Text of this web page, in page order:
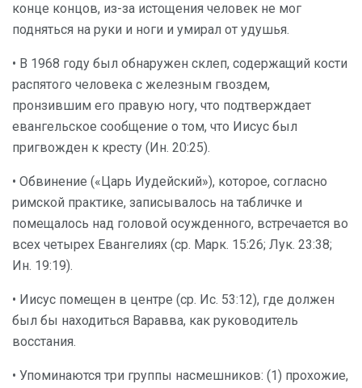
конце концов, из-за истощения человек не мог
подняться на руки и ноги и умирал от удушья.
• В 1968 году был обнаружен склеп, содержащий кости
распятого человека с железным гвоздем,
пронзившим его правую ногу, что подтверждает
евангельское сообщение о том, что Иисус был
пригвожден к кресту (Ин. 20:25).
• Обвинение («Царь Иудейский»), которое, согласно
римской практике, записывалось на табличке и
помещалось над головой осужденного, встречается во
всех четырех Евангелиях (ср. Марк. 15:26; Лук. 23:38;
Ин. 19:19).
• Иисус помещен в центре (ср. Ис. 53:12), где должен
был бы находиться Варавва, как руководитель
восстания.
• Упоминаются три группы насмешников: (1) прохожие,